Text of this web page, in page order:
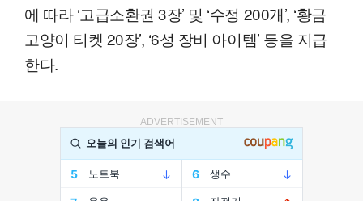
에 따라 ‘고급소환권 3장’ 및 ‘수정 200개’, ‘황금
고양이 티켓 20장’, ‘6성 장비 아이템’ 등을 지급
한다.
ADVERTISEMENT